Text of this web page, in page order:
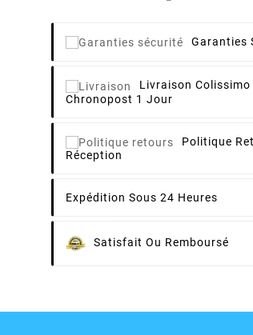
Garanties
Livraison
Chronopost 1 Jour
Politique
Réception
Expédition Sous 24 Heures
Satisfait Ou Remboursé